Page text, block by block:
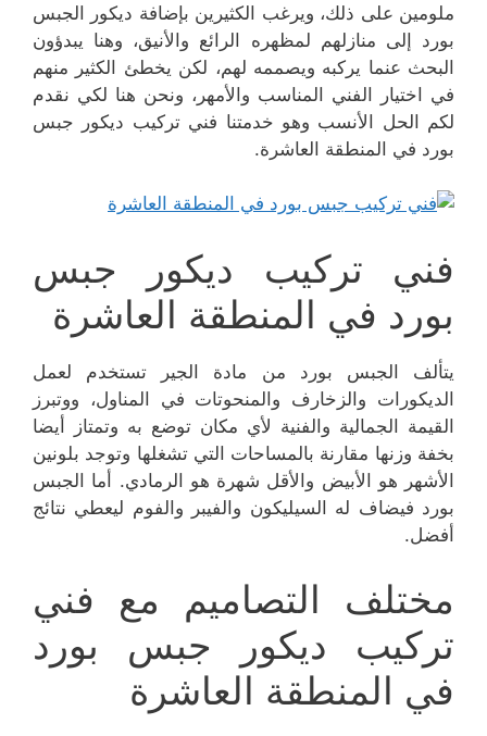
ملومين على ذلك، ويرغب الكثيرين بإضافة ديكور الجبس
بورد إلى منازلهم لمظهره الرائع والأنيق، وهنا يبدؤون
البحث عنما يركبه ويصممه لهم، لكن يخطئ الكثير منهم
في اختيار الفني المناسب والأمهر، ونحن هنا لكي نقدم
لكم الحل الأنسب وهو خدمتنا فني تركيب ديكور جبس
بورد في المنطقة العاشرة.
فني تركيب ديكور جبس
بورد في المنطقة العاشرة
يتألف الجبس بورد من مادة الجير تستخدم لعمل
الديكورات والزخارف والمنحوتات في المناول، ووتبرز
القيمة الجمالية والفنية لأي مكان توضع به وتمتاز أيضا
بخفة وزنها مقارنة بالمساحات التي تشغلها وتوجد بلونين
الأشهر هو الأبيض والأقل شهرة هو الرمادي. أما الجبس
بورد فيضاف له السيليكون والفيبر والفوم ليعطي نتائج
أفضل.
مختلف التصاميم مع فني
تركيب ديكور جبس بورد
في المنطقة العاشرة